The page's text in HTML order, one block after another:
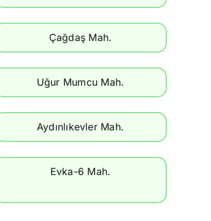
Çağdaş Mah.
Uğur Mumcu Mah.
Aydınlıkevler Mah.
Evka-6 Mah.